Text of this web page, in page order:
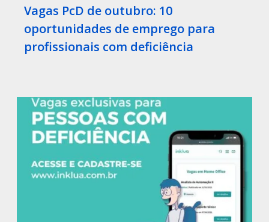
Vagas PcD de outubro: 10
oportunidades de emprego para
profissionais com deficiência